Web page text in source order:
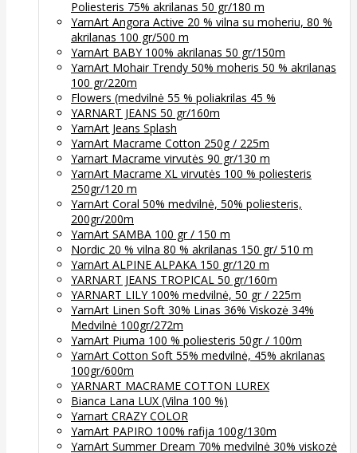
Poliesteris 75% akrilanas 50 gr/180 m
YarnArt Angora Active 20 % vilna su moheriu, 80 %
akrilanas 100 gr/500 m
YarnArt BABY 100% akrilanas 50 gr/150m
YarnArt Mohair Trendy 50% moheris 50 % akrilanas
100 gr/220m
Flowers (medvilnė 55 % poliakrilas 45 %
YARNART JEANS 50 gr/160m
YarnArt Jeans Splash
YarnArt Macrame Cotton 250g / 225m
Yarnart Macrame virvutės 90 gr/130 m
YarnArt Macrame XL virvutės 100 % poliesteris
250gr/120 m
YarnArt Coral 50% medvilnė, 50% poliesteris,
200gr/200m
YarnArt SAMBA 100 gr / 150 m
Nordic 20 % vilna 80 % akrilanas 150 gr/ 510 m
YarnArt ALPINE ALPAKA 150 gr/120 m
YARNART JEANS TROPICAL 50 gr/160m
YARNART LILY 100% medvilnė, 50 gr / 225m
YarnArt Linen Soft 30% Linas 36% Viskozė 34%
Medvilnė 100gr/272m
YarnArt Piuma 100 % poliesteris 50gr / 100m
YarnArt Cotton Soft 55% medvilnė, 45% akrilanas
100gr/600m
YARNART MACRAME COTTON LUREX
Bianca Lana LUX (Vilna 100 %)
Yarnart CRAZY COLOR
YarnArt PAPIRO 100% rafija 100g/130m
YarnArt Summer Dream 70% medvilnė 30% viskozė